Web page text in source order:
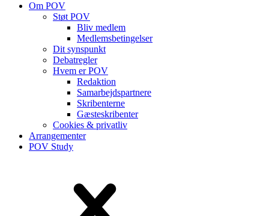
Om POV
Støt POV
Bliv medlem
Medlems­betingelser
Dit synspunkt
Debatregler
Hvem er POV
Redaktion
Samarbejdspartnere
Skribenterne
Gæsteskribenter
Cookies & privatliv
Arrangementer
POV Study